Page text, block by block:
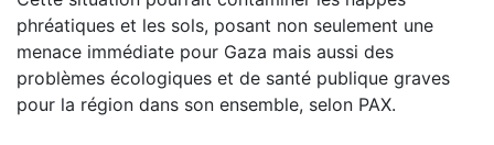
phréatiques et les sols, posant non seulement une
menace immédiate pour Gaza mais aussi des
problèmes écologiques et de santé publique graves
pour la région dans son ensemble, selon PAX.